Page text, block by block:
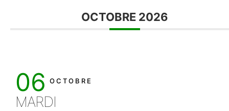
OCTOBRE 2026
06 OCTOBRE
MARDI